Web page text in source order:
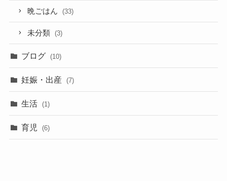
晩ごはん (33)
未分類 (3)
ブログ (10)
妊娠・出産 (7)
生活 (1)
育児 (6)